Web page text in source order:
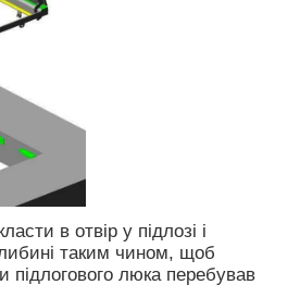
в отвір у підлозі і
таким чином, щоб
підлогового люка перебував